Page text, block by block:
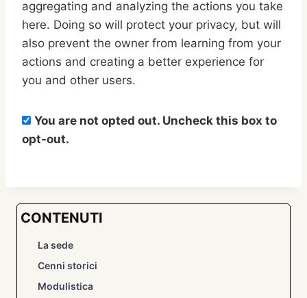
aggregating and analyzing the actions you take
here. Doing so will protect your privacy, but will
also prevent the owner from learning from your
actions and creating a better experience for
you and other users.
You are not opted out. Uncheck this box to
opt-out.
CONTENUTI
La sede
Cenni storici
Modulistica